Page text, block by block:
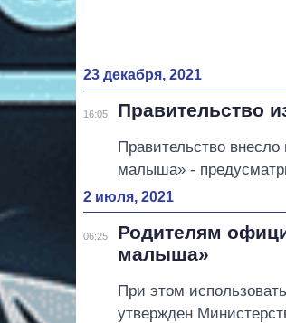
23 декабря, 2021
16:05 Правительство
Правительство
малыша» -
2 июля, 2021
06:25
Родителям
малыша»
При этом
утвержден